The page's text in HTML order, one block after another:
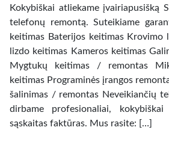
Kokybiškai atliekame įvairiapusišką
telefonų remontą. Suteikiame
keitimas Baterijos keitimas Krovimo
lizdo keitimas Kameros keitimas
Mygtukų keitimas / remontas
keitimas Programinės įrangos
šalinimas / remontas Neveikiančių
dirbame profesionaliai,
sąskaitas faktūras. Mus rasite: […]